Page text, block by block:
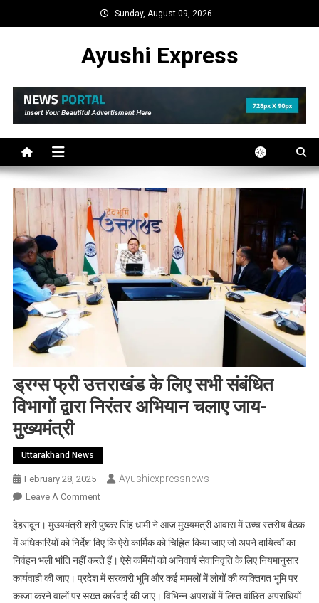
to
Sunday, August 09, 2026
Ayushi Express
ड्रग्स फ्री उत्तराखंड के लिए सभी संबंधित
विभागों द्वारा निरंतर अभियान चलाए जाय-
मुख्यमंत्री
Uttarakhand News
February 28, 2025 Ayushiexpressnews
Leave A CommentOn
फ्री
उत्तराखंड
के
लिए
सभी
देहरादून। मुख्यमंत्री श्री पुष्कर सिंह धामी ने आज मुख्यमंत्री आवास में उच्च स्तरीय बैठक
में अधिकारियों को निर्देश दिए कि ऐसे कार्मिक को चिह्नित किया जाए जो अपने दायित्वों का
निर्वहन भली भांति नहीं करते हैं। ऐसे कर्मियों को अनिवार्य सेवानिवृति के लिए नियमानुसार
कार्यवाही की जाए। प्रदेश में सरकारी भूमि और कई मामलों में लोगों की व्यक्तिगत भूमि पर
कब्जा करने वालों पर सख्त कार्रवाई की जाए। विभिन्न अपराधों में लिप्त वांछित अपराधियों